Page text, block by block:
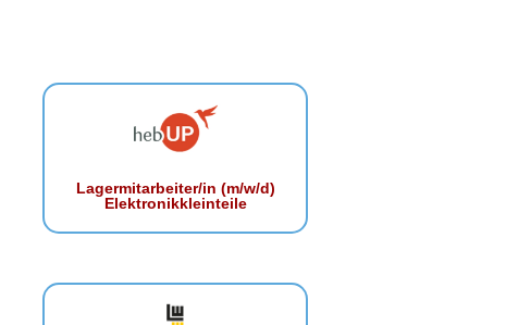
Lagermitarbeiter/in (m/w/d)
Elektronikkleinteile